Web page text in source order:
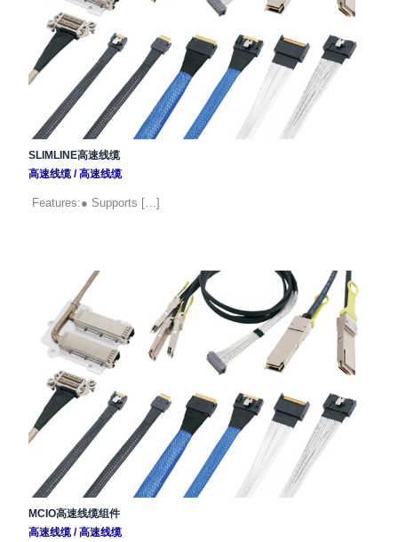
SLIMLINE高速线缆
高速线缆/高速线缆
Features:● Supports […]
MCIO高速线缆组件
高速线缆/高速线缆